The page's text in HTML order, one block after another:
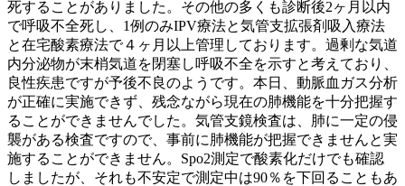
死することがありました。その他の多くも診断後2ヶ月以内
で呼吸不全死し、1例のみIPV療法と気管支拡張剤吸入療法
と在宅酸素療法で４ヶ月以上管理しております。過剰な気道
内分泌物が末梢気道を閉塞し呼吸不全を示すと考えており、
良性疾患ですが予後不良のようです。本日、動脈血ガス分析
が正確に実施できず、残念ながら現在の肺機能を十分把握す
ることができませんでした。気管支鏡検査は、肺に一定の侵
襲がある検査ですので、事前に肺機能が把握できませんと実
施することができません。Spo2測定で酸素化だけでも確認
しましたが、それも不安定で測定中は90％を下回ることもあ